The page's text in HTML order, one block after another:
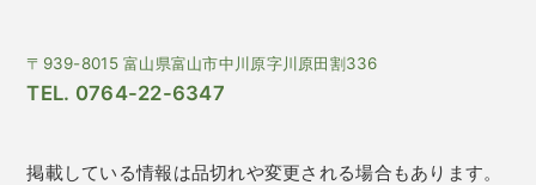
〒939-8015 富山県富山市中川原字川原田割336
TEL. 0764-22-6347
掲載している情報は品切れや変更される場合もあります。